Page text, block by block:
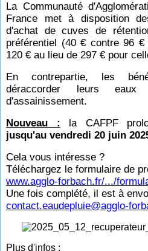
La Communauté
France met à disposition
d'achat de cuves de
préférentiel (40 € contre 96
120 € au lieu de 297 € pour
En contrepartie, les
déraccorder leurs
d'assainissement.
Nouveau : la CAFPF
jusqu'au vendredi 20 juin
Cela vous intéresse ?
Téléchargez le formulaire de
www.agglo-forbach.fr/.../
Une fois complété, il est à
contact.eaudepluie@agglo-
Plus d'infos :